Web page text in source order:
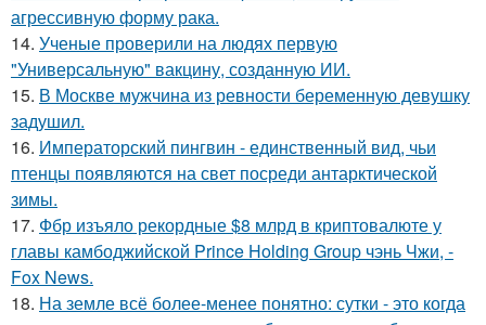
агрессивную форму рака.
14. Ученые проверили на людях первую
"Универсальную" вакцину, созданную ИИ.
15. В Москве мужчина из ревности беременную девушку
задушил.
16. Императорский пингвин - единственный вид, чьи
птенцы появляются на свет посреди антарктической
зимы.
17. Фбр изъяло рекордные $8 млрд в криптовалюте у
главы камбоджийской Prince Holding Group чэнь Чжи, -
Fox News.
18. На земле всё более-менее понятно: сутки - это когда